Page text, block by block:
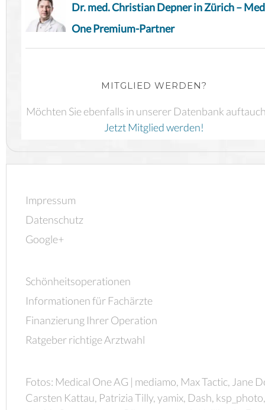
Dr. med. Christian Depner in Zürich –
One Premium-Partner
MITGLIED WERDEN?
Möchten Sie ebenfalls in unserer Datenbank
Jetzt Mitglied werden!
Impressum
Datenschutz
Google+
Schönheitsoperationen
Informationen für Fachärzte
Finanzierung Ihrer Operation
Ratgeber richtige Arztwahl
Fotos: Medical One AG | mediamo, Max Tactic, Jane
Carsten Kattau, Patrizia Tilly, yamix, Dash, ksp_photo,